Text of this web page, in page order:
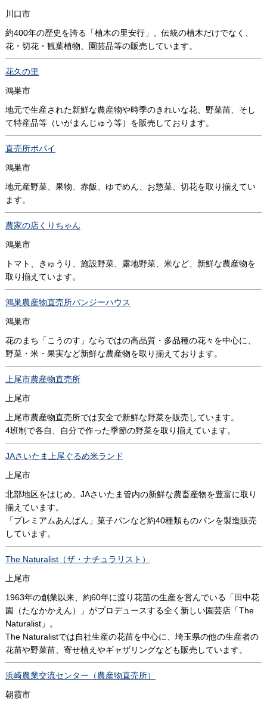
川口市
約400年の歴史を誇る「植木の里安行」。伝統の植木だけでなく、
花・切花・観葉植物、園芸品等の販売しています。
花久の里
鴻巣市
地元で生産された新鮮な農産物や時季のきれいな花、野菜苗、そし
て特産品等（いがまんじゅう等）を販売しております。
直売所ポパイ
鴻巣市
地元産野菜、果物、赤飯、ゆでめん、お惣菜、切花を取り揃えてい
ます。
農家の店くりちゃん
鴻巣市
トマト、きゅうり、施設野菜、露地野菜、米など、新鮮な農産物を
取り揃えています。
鴻巣農産物直売所パンジーハウス
鴻巣市
花のまち「こうのす」ならではの高品質・多品種の花々を中心に、
野菜・米・果実など新鮮な農産物を取り揃えております。
上尾市農産物直売所
上尾市
上尾市農産物直売所では安全で新鮮な野菜を販売しています。
4班制で各自、自分で作った季節の野菜を取り揃えています。
JAさいたま上尾ぐるめ米ランド
上尾市
北部地区をはじめ、JAさいたま管内の新鮮な農畜産物を豊富に取り
揃えています。
「プレミアムあんぱん」菓子パンなど約40種類ものパンを製造販売
しています。
The Naturalist（ザ・ナチュラリスト）
上尾市
1963年の創業以来、約60年に渡り花苗の生産を営んでいる「田中花
園（たなかかえん）」がプロデュースする全く新しい園芸店「The
Naturalist」。
The Naturalistでは自社生産の花苗を中心に、埼玉県の他の生産者の
花苗や野菜苗、寄せ植えやギャザリングなども販売しています。
浜崎農業交流センター（農産物直売所）
朝霞市